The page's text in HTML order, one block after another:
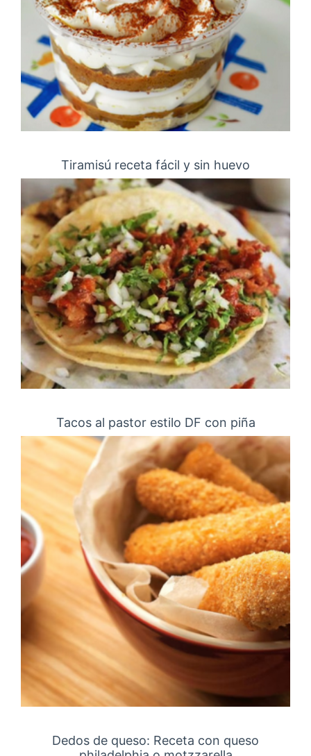
Tiramisú receta fácil y sin huevo
Tacos al pastor estilo DF con piña
Dedos de queso: Receta con queso